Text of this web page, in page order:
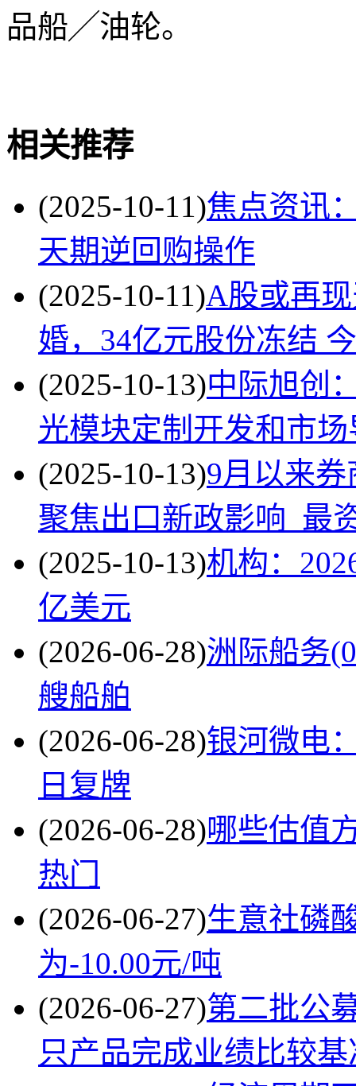
品船╱油轮。
相关推荐
(2025-10-11)焦点资讯
天期逆回购操作
(2025-10-11)A股或再
婚，34亿元股份冻结
(2025-10-13)中际旭创
光模块定制开发和市
(2025-10-13)9月以来
聚焦出口新政影响_最
(2025-10-13)机构：
亿美元
(2026-06-28)洲际船务
艘船舶
(2026-06-28)银河微电
日复牌
(2026-06-28)哪些估值
热门
(2026-06-27)生意社磷
为-10.00元/吨
(2026-06-27)第二批公
只产品完成业绩比较